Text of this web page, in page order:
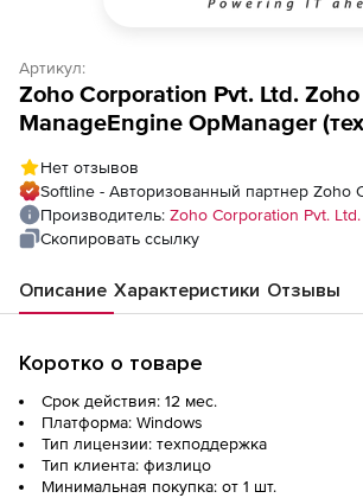
Артикул:
Zoho Corporation Pvt. Ltd. Zoho
ManageEngine OpManager
for 50 Access Points
Нет отзывов
Softline - Авторизованный партнер Zoho
Производитель: Zoho Corporation Pvt. Ltd.
Скопировать ссылку
Описание Характеристики Отзывы
Коротко о товаре
Срок действия: 12 мес.
Платформа: Windows
Тип лицензии: техподдержка
Тип клиента: физлицо
Минимальная покупка: от 1 шт.